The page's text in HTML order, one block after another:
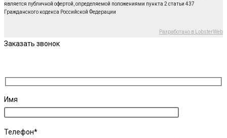
является публичной офертой, определяемой положениями пункта 2 статьи 437
Гражданского кодекса Российской Федерации
Разработано в LobsterWeb
Заказать звонок
Имя
Телефон*